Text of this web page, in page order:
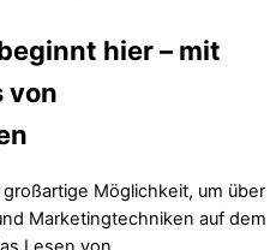
hier – mit
von
Möglichkeit, um über
Marketingtechniken auf dem